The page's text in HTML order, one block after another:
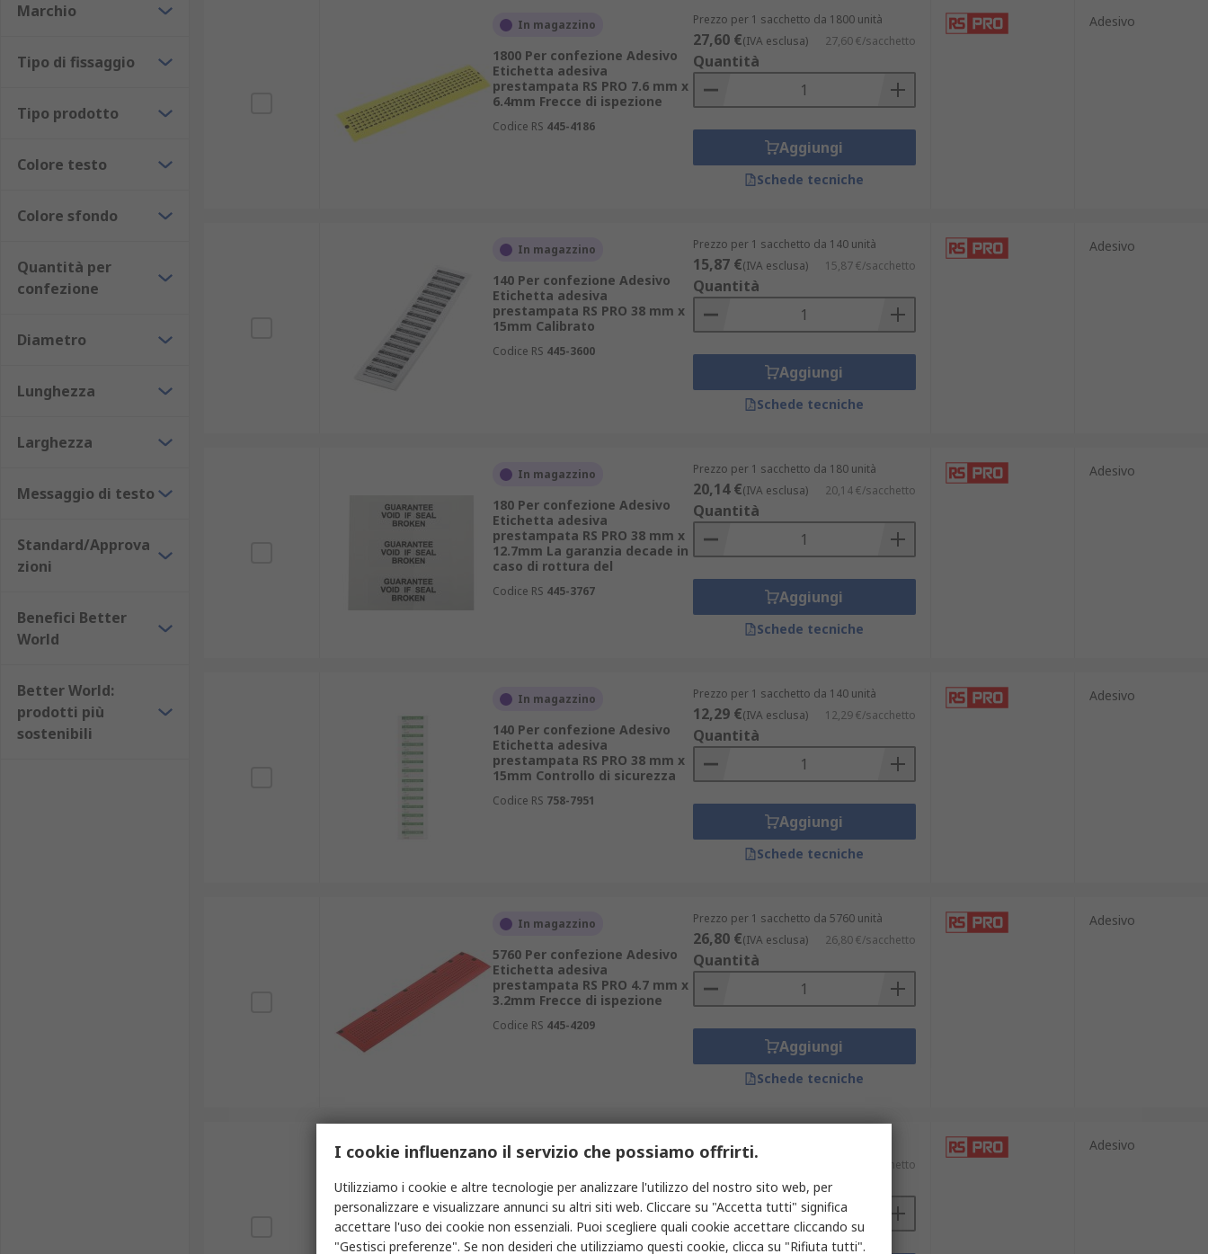
Marchio
Tipo di fissaggio
Tipo prodotto
Colore testo
Colore sfondo
Quantità per
confezione
Diametro
Lunghezza
Larghezza
Messaggio di testo
Standard/Approva
zioni
Benefici Better
World
Better World:
prodotti più
sostenibili
In magazzino
1800 Per confezione Adesivo
Etichetta adesiva
prestampata RS PRO 7.6 mm x
6.4mm Frecce di ispezione
Codice RS 445-4186
Prezzo per 1 sacchetto da 1800 unità
27,60 €(IVA esclusa) 27,60 €/sacchetto
Quantità
Aggiungi
Schede tecniche
Adesivo
In magazzino
140 Per confezione Adesivo
Etichetta adesiva
prestampata RS PRO 38 mm x
15mm Calibrato
Codice RS 445-3600
Prezzo per 1 sacchetto da 140 unità
15,87 €(IVA esclusa) 15,87 €/sacchetto
Quantità
Aggiungi
Schede tecniche
Adesivo
In magazzino
180 Per confezione Adesivo
Etichetta adesiva
prestampata RS PRO 38 mm x
12.7mm La garanzia decade in
caso di rottura del
Codice RS 445-3767
Prezzo per 1 sacchetto da 180 unità
20,14 €(IVA esclusa) 20,14 €/sacchetto
Quantità
Aggiungi
Schede tecniche
Adesivo
In magazzino
140 Per confezione Adesivo
Etichetta adesiva
prestampata RS PRO 38 mm x
15mm Controllo di sicurezza
Codice RS 758-7951
Prezzo per 1 sacchetto da 140 unità
12,29 €(IVA esclusa) 12,29 €/sacchetto
Quantità
Aggiungi
Schede tecniche
Adesivo
In magazzino
5760 Per confezione Adesivo
Etichetta adesiva
prestampata RS PRO 4.7 mm x
3.2mm Frecce di ispezione
Codice RS 445-4209
Prezzo per 1 sacchetto da 5760 unità
26,80 €(IVA esclusa) 26,80 €/sacchetto
Quantità
Aggiungi
Schede tecniche
Adesivo
In magazzino
30 Per confezione Adesivo
Etichetta adesiva
prestampata RS PRO 70 mm x
38mm Calibrato
Codice RS445-4091
Prezzo per 1 sacchetto da 30 unità
15,68 € 15,68 €/sacchetto
Quantità
Adesivo
I cookie influenzano il servizio che possiamo offrirti.
Utilizziamo i cookie e altre tecnologie per analizzare l'utilizzo del nostro sito web, per
personalizzare e visualizzare annunci su altri siti web. Cliccare su "Accetta tutti" significa
accettare l'uso dei cookie non essenziali. Puoi scegliere quali cookie accettare cliccando su
"Gestisci preferenze". Se non desideri che utilizziamo questi cookie, clicca su "Rifiuta tutti".